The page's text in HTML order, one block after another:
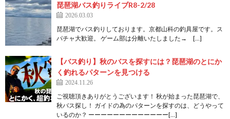
琵琶湖バス釣りライブR8-2/28
2026.03.03
琵琶湖でバス釣りしております。京都山科の釣具屋です。ス
パチャ大歓迎。 ゲーム部は分離いたしました→ […]
【バス釣り】秋のバスを探すには？琵琶湖のとにか
く釣れるパターンを見つける
2024.11.26
ご視聴頂きありがとうございます！ 秋が始まった琵琶湖で、
秋バス探し！ ガイドの為のパターンを探すのは、どうやって
いるのか？ ーーーーーーーーーーーーー[…]